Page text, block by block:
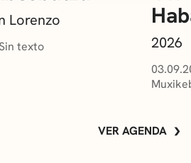
Lorenzo
texto
2026
VER AGENDA